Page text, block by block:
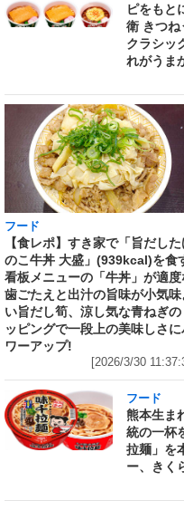
ピをもと
衛 きつね
クラシッ
れがうま
フード
【食レポ】すき家で「旨だし
のこ牛丼 大盛」(939kcal)を食
看板メニューの「牛丼」が適度
歯ごたえと出汁の旨味が小気味
い旨だし筍、涼し気な青ねぎの
ッピングで一段上の美味しさに
ワーアップ!
[2026/3/30
フード
熊本生ま
統の一杯
拉麺」を
ー、きく